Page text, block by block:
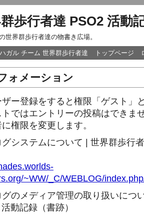
歩行者達 PSO2 活動
世界群歩行者達の物書き広場。
ガル チーム 世界群歩行者達 トップページ
ォメーション
ー登録をすると権限「ゲスト」
ではエントリーの投稿はできま
権限を変更します。
システムについて | 世界群歩行
~WW/_C/WEBLOG/
グのメディア管理の取り扱いにつ
動記録（書跡）